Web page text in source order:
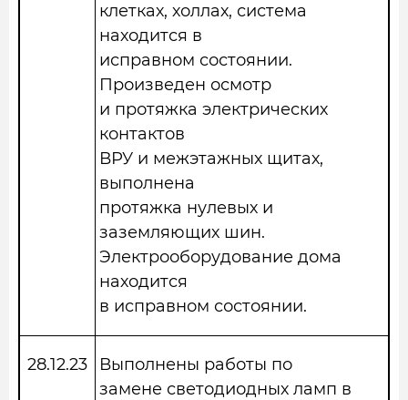
клетках, холлах, система
находится в
исправном состоянии.
Произведен осмотр
и протяжка электрических
контактов
ВРУ и межэтажных щитах,
выполнена
протяжка нулевых и
заземляющих шин.
Электрооборудование дома
находится
в исправном состоянии.
28.12.23
Выполнены работы по
замене светодиодных ламп в